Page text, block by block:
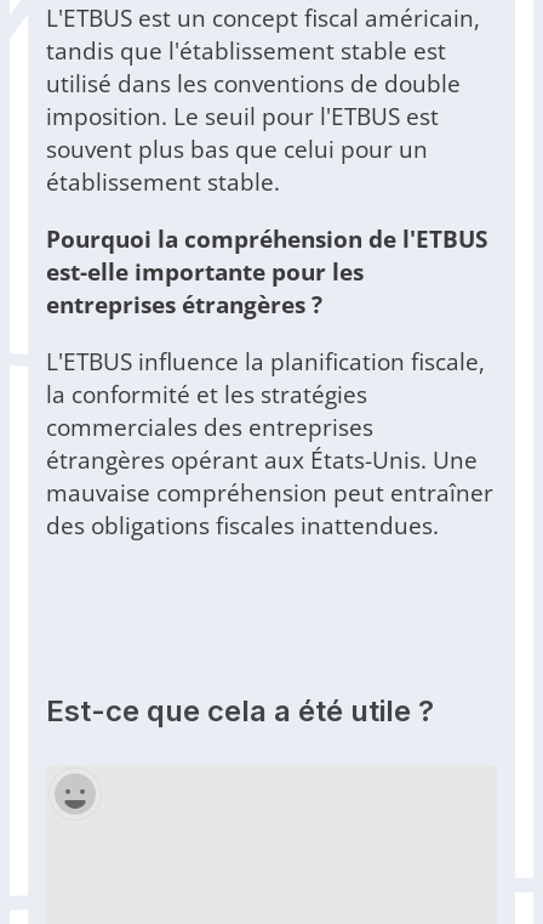
L'ETBUS est un concept fiscal américain,
tandis que l'établissement stable est
utilisé dans les conventions de double
imposition. Le seuil pour l'ETBUS est
souvent plus bas que celui pour un
établissement stable.
Pourquoi la compréhension de l'ETBUS
est-elle importante pour les
entreprises étrangères ?
L'ETBUS influence la planification fiscale,
la conformité et les stratégies
commerciales des entreprises
étrangères opérant aux États-Unis. Une
mauvaise compréhension peut entraîner
des obligations fiscales inattendues.
Est-ce que cela a été utile ?